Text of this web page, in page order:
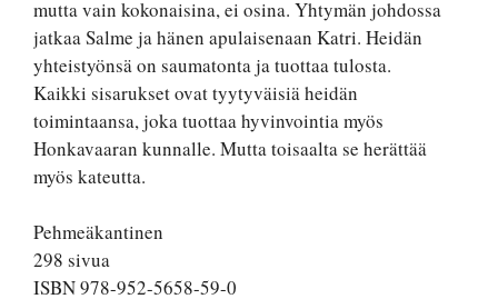
mutta vain kokonaisina, ei osina. Yhtymän johdossa
jatkaa Salme ja hänen apulaisenaan Katri. Heidän
yhteistyönsä on saumatonta ja tuottaa tulosta.
Kaikki sisarukset ovat tyytyväisiä heidän
toimintaansa, joka tuottaa hyvinvointia myös
Honkavaaran kunnalle. Mutta toisaalta se herättää
myös kateutta.
Pehmeäkantinen
298 sivua
ISBN 978-952-5658-59-0